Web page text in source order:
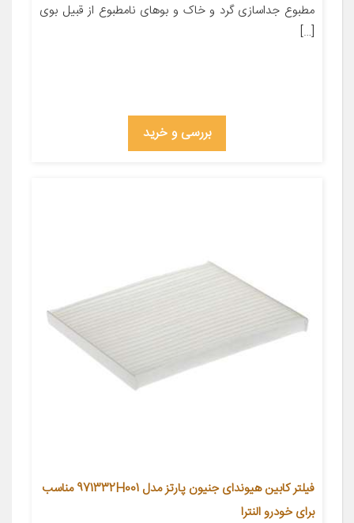
مطبوع جداسازی گرد و خاک و بوهای نامطبوع از قبیل بوی
[…]
بررسی و خرید
فیلتر کابین هیوندای جنیون پارتز مدل 971332H001 مناسب
برای خودرو النترا